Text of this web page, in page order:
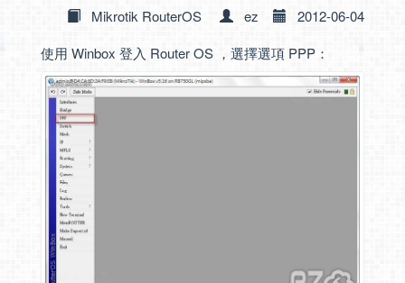
Mikrotik RouterOS ez
2012-06-04
使用 Winbox 登入 Router OS ，選擇選項 PPP：